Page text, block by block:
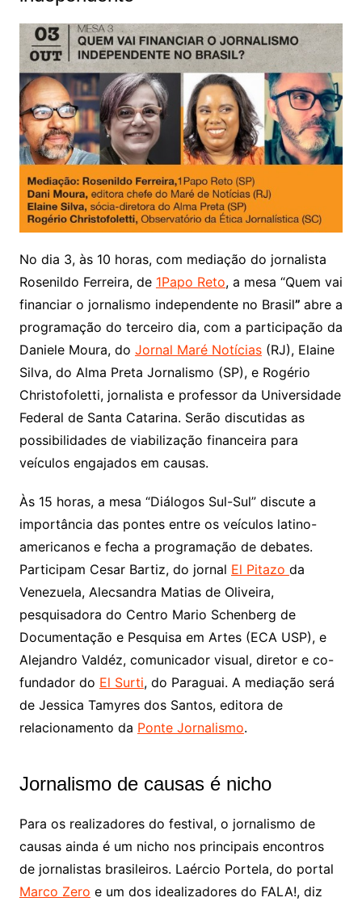
No dia 3, às 10 horas, com mediação do jornalista
Rosenildo Ferreira, de 1Papo Reto, a mesa “Quem vai
financiar o jornalismo independente no Brasil” abre a
programação do terceiro dia, com a participação da
Daniele Moura, do Jornal Maré Notícias(RJ), Elaine
Silva, do Alma Preta Jornalismo (SP), e Rogério
Christofoletti, jornalista e professor da Universidade
Federal de Santa Catarina. Serão discutidas as
possibilidades de viabilização financeira para
veículos engajados em causas.
Às 15 horas, a mesa “Diálogos Sul-Sul” discute a
importância das pontes entre os veículos latino-
americanos e fecha a programação de debates.
Participam Cesar Bartiz, do jornal El Pitazo da
Venezuela, Alecsandra Matias de Oliveira,
pesquisadora do Centro Mario Schenberg de
Documentação e Pesquisa em Artes (ECA USP), e
Alejandro Valdéz, comunicador visual, diretor e co-
fundador do El Surti, do Paraguai. A mediação será
de Jessica Tamyres dos Santos, editora de
relacionamento da Ponte Jornalismo.
Jornalismo de causas é nicho
Para os realizadores do festival, o jornalismo de
causas ainda é um nicho nos principais encontros
de jornalistas brasileiros. Laércio Portela, do portal
Marco Zero e um dos idealizadores do FALA!, diz